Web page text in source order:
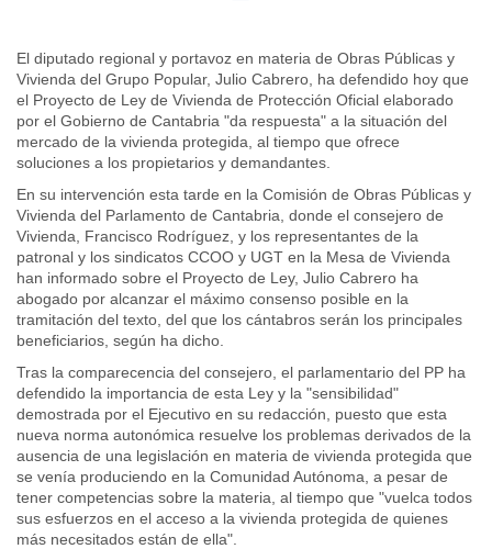
El diputado regional y portavoz en materia de Obras Públicas y
Vivienda del Grupo Popular, Julio Cabrero, ha defendido hoy que
el Proyecto de Ley de Vivienda de Protección Oficial elaborado
por el Gobierno de Cantabria "da respuesta" a la situación del
mercado de la vivienda protegida, al tiempo que ofrece
soluciones a los propietarios y demandantes.
En su intervención esta tarde en la Comisión de Obras Públicas y
Vivienda del Parlamento de Cantabria, donde el consejero de
Vivienda, Francisco Rodríguez, y los representantes de la
patronal y los sindicatos CCOO y UGT en la Mesa de Vivienda
han informado sobre el Proyecto de Ley, Julio Cabrero ha
abogado por alcanzar el máximo consenso posible en la
tramitación del texto, del que los cántabros serán los principales
beneficiarios, según ha dicho.
Tras la comparecencia del consejero, el parlamentario del PP ha
defendido la importancia de esta Ley y la "sensibilidad"
demostrada por el Ejecutivo en su redacción, puesto que esta
nueva norma autonómica resuelve los problemas derivados de la
ausencia de una legislación en materia de vivienda protegida que
se venía produciendo en la Comunidad Autónoma, a pesar de
tener competencias sobre la materia, al tiempo que "vuelca todos
sus esfuerzos en el acceso a la vivienda protegida de quienes
más necesitados están de ella".